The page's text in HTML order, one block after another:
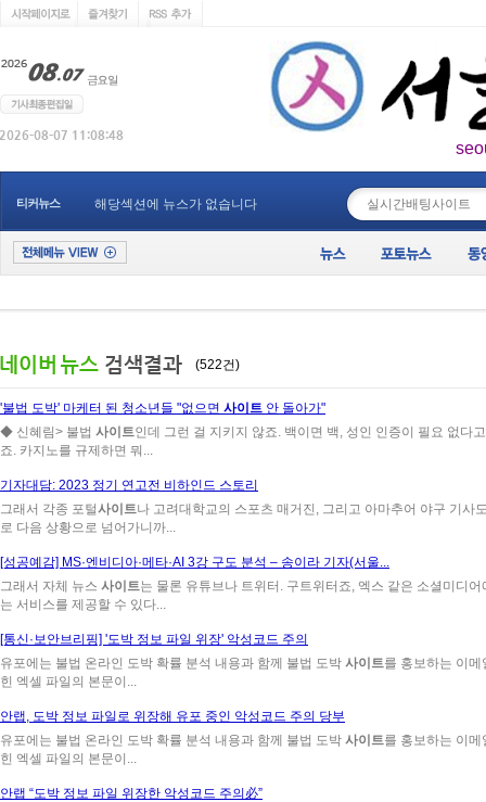
티커뉴스 해당섹션에 뉴스가 없습니다
(522건)
'불법 도박' 마케터 된 청소년들 "없으면 사이트 안 돌아가"
◆ 신혜림> 불법 사이트인데 그런 걸 지키지 않죠. 백이면 백, 성인 인증이 필요 없다
죠. 카지노를 규제하면 뭐...
기자대담: 2023 정기 연고전 비하인드 스토리
그래서 각종 포털사이트나 고려대학교의 스포츠 매거진, 그리고 아마추어 야구 기사
로 다음 상황으로 넘어가니까...
[성공예감] MS·엔비디아·메타·AI 3강 구도 분석 – 송이라 기자(서울...
그래서 자체 뉴스 사이트는 물론 유튜브나 트위터. 구트위터죠, 엑스 같은 소셜미디
는 서비스를 제공할 수 있다...
[통신·보안브리핑] '도박 정보 파일 위장' 악성코드 주의
유포에는 불법 온라인 도박 확률 분석 내용과 함께 불법 도박 사이트를 홍보하는 이
힌 엑셀 파일의 본문이...
안랩, 도박 정보 파일로 위장해 유포 중인 악성코드 주의 당부
유포에는 불법 온라인 도박 확률 분석 내용과 함께 불법 도박 사이트를 홍보하는 이
힌 엑셀 파일의 본문이...
안랩 “도박 정보 파일 위장한 악성코드 주의必”